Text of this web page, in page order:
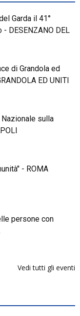
Garda il 41°
DESENZANO DEL
di Grandola ed
ED UNITI
sulla
- ROMA
persone con
Vedi tutti gli eventi